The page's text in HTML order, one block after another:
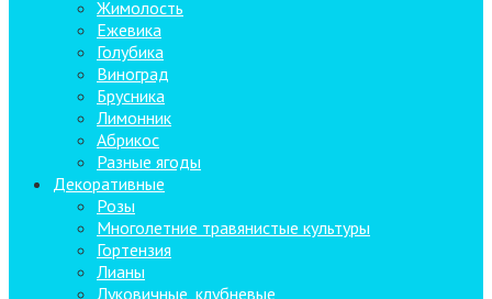
Жимолость
Ежевика
Голубика
Виноград
Брусника
Лимонник
Абрикос
Разные ягоды
Декоративные
Розы
Многолетние травянистые культуры
Гортензия
Лианы
Луковичные, клубневые